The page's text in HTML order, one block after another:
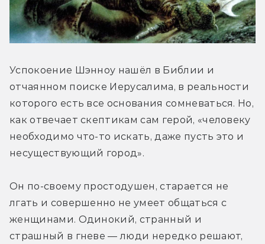
Успокоение Шэнноу нашёл в Библии и
отчаянном поиске Иерусалима, в реальности
которого есть все основания сомневаться. Но,
как отвечает скептикам сам герой, «человеку
необходимо что-то искать, даже пусть это и
несуществующий город».
Он по-своему простодушен, старается не
лгать и совершенно не умеет общаться с
женщинами. Одинокий, странный и
страшный в гневе — люди нередко решают,